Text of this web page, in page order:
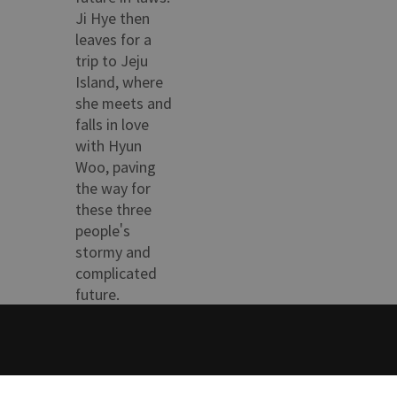
Ji Hye then
leaves for a
trip to Jeju
Island, where
she meets and
falls in love
with Hyun
Woo, paving
the way for
these three
people's
stormy and
complicated
future.